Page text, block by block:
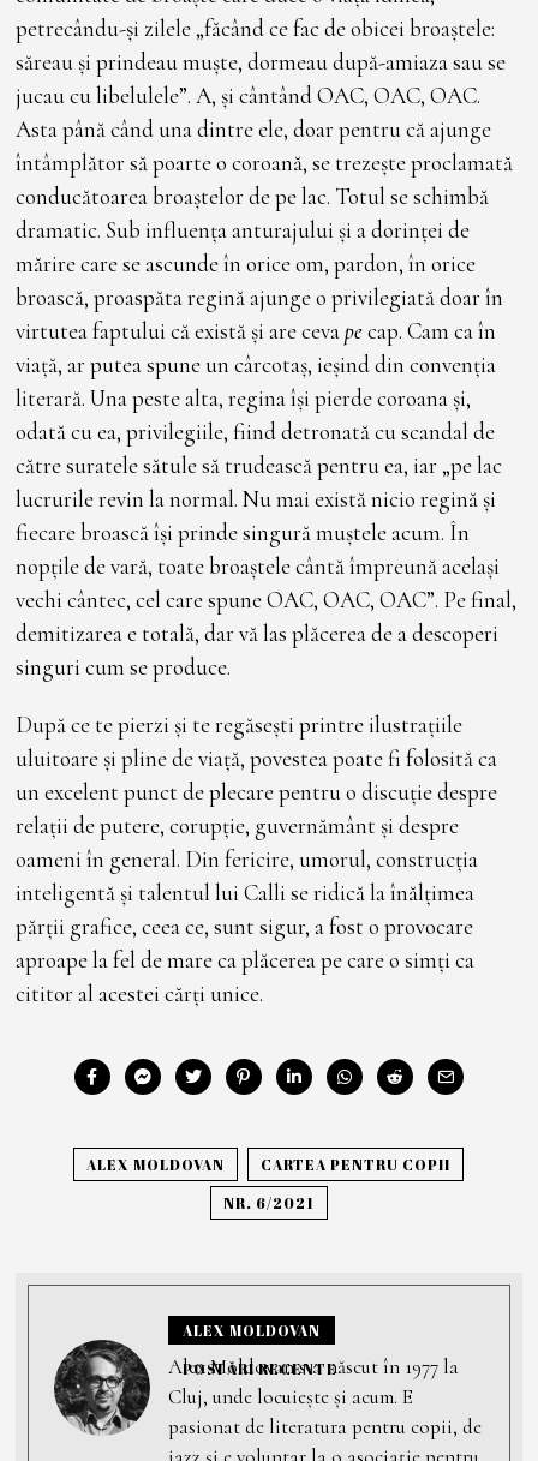
petrecându-și zilele „făcând ce fac de obicei broaștele:
săreau și prindeau muște, dormeau după-amiaza sau se
jucau cu libelulele”. A, și cântând OAC, OAC, OAC.
Asta până când una dintre ele, doar pentru că ajunge
întâmplător să poarte o coroană, se trezește proclamată
conducătoarea broaștelor de pe lac. Totul se schimbă
dramatic. Sub influența anturajului și a dorinței de
mărire care se ascunde în orice om, pardon, în orice
broască, proaspăta regină ajunge o privilegiată doar în
virtutea faptului că există și are cevapecap. Cam ca în
viață, ar putea spune un cârcotaș, ieșind din convenția
literară. Una peste alta, regina își pierde coroana și,
odată cu ea, privilegiile, fiind detronată cu scandal de
către suratele sătule să trudească pentru ea, iar „pe lac
lucrurile revin la normal. Nu mai există nicio regină și
fiecare broască își prinde singură muștele acum. În
nopțile de vară, toate broaștele cântă împreună același
vechi cântec, cel care spune OAC, OAC, OAC”. Pe final,
demitizarea e totală, dar vă las plăcerea de a descoperi
singuri cum se produce.
După ce te pierzi și te regăsești printre ilustrațiile
uluitoare și pline de viață, povestea poate fi folosită ca
un excelent punct de plecare pentru o discuție despre
relații de putere, corupție, guvernământ și despre
oameni în general. Din fericire, umorul, construcția
inteligentă și talentul lui Calli se ridică la înălțimea
părții grafice, ceea ce, sunt sigur, a fost o provocare
aproape la fel de mare ca plăcerea pe care o simți ca
cititor al acestei cărți unice.
ALEX MOLDOVAN
CARTEA PENTRU COPII
NR. 6/2021
ALEX MOLDOVAN
POSTĂRI RECENTE
Alex Moldovan s-a născut în 1977 la
Cluj, unde locuiește și acum. E
pasionat de literatura pentru copii, de